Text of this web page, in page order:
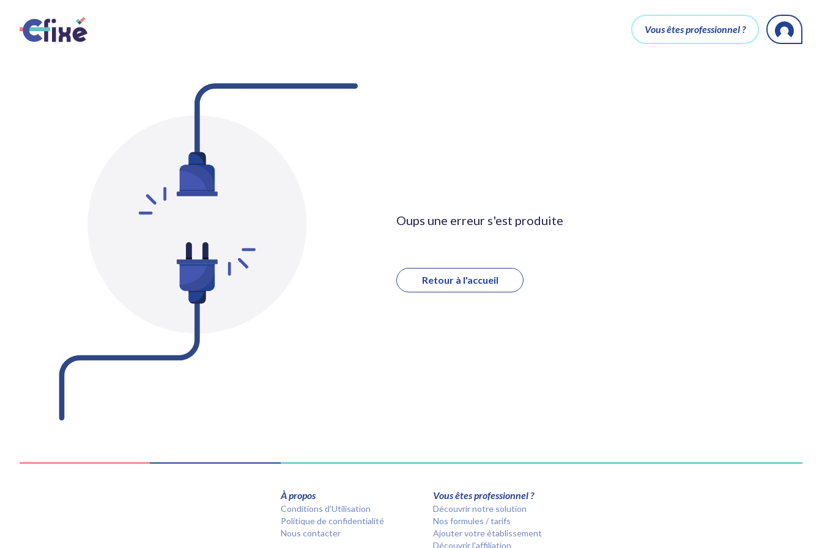
Vous êtes professionnel ?
Oups une erreur s'est produite
Retour à l'accueil
À propos
Conditions d’Utilisation
Politique de confidentialité
Nous contacter
Vous êtes professionnel ?
Découvrir notre solution
Nos formules / tarifs
Ajouter votre établissement
Découvrir l'affiliation